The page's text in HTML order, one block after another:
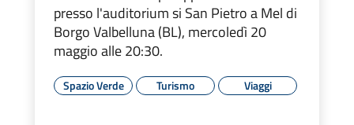
presso l'auditorium si San Pietro a Mel di
Borgo Valbelluna (BL), mercoledì 20
maggio alle 20:30.
Spazio Verde Turismo Viaggi